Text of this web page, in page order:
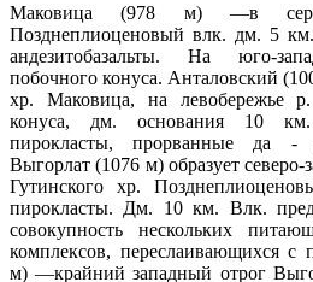
Маковица (978 м) —в
Позднеплиоценовый влк. дм. 5
андезитобазальты. На юго-
побочного конуса. Анталовский
хр. Маковица, на левобережье
конуса, дм. основания 10
пирокласты, прорванные да -
Выгорлат (1076 м) образует
Гутинского хр.
пирокласты. Дм. 10 км. Влк.
совокупность нескольких
комплексов, переслаивающихся с
м) —крайний западный отрог